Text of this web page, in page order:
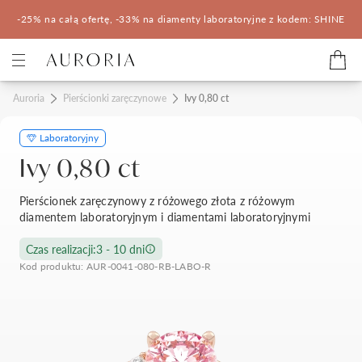
-25% na całą ofertę, -33% na diamenty laboratoryjne z kodem: SHINE
Kategorie
Pierścionki zaręczynowe
Pomocne
Konfigurator 3D
Salony Auroria
Korzyści z zakupu
Auroria Pierścionki zaręczynowe Ivy 0,80 ct
Laboratoryjny
Ivy 0,80 ct
Pierścionek zaręczynowy z różowego złota z różowym
diamentem laboratoryjnym i diamentami laboratoryjnymi
Czas realizacji:3 - 10 dni
Kod produktu: AUR-0041-080-RB-LABO-R